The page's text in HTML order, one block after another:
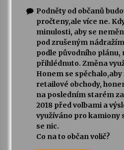
Podněty od občanů
pročteny,ale více ne.
minulosti, aby se
pod zrušeným
podle původního plánu,
přihlédnuto. Změna
Honem se
retailové obchody,
na posledním starém
2018 před volbami a
využíváno pro kamiony
se nic.
Co na to občan volič?